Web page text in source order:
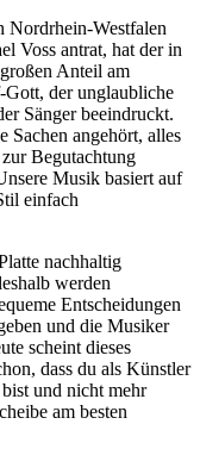
Nordrhein-Westfalen
Voss antrat, hat der in
Anteil am
der unglaubliche
Sänger beeindruckt.
Sachen angehört, alles
Begutachtung
Musik basiert auf
einfach
nachhaltig
werden
Entscheidungen
und die Musiker
scheint dieses
dass du als Künstler
und nicht mehr
am besten